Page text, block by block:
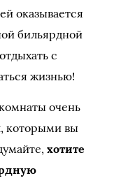
оказывается
бильярдной
с
жизнью!
очень
которыми вы
хотите